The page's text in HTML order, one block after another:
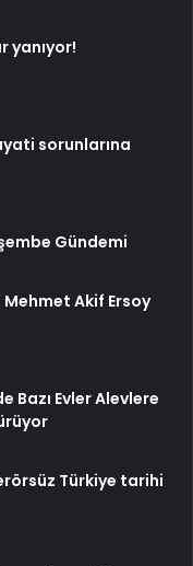
yanıyor!
sorunlarına
Gündemi
Akif Ersoy
Bazı Evler Alevlere
Türkiye tarihi